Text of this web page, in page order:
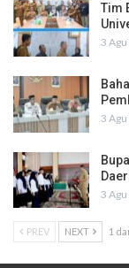
Tim
3
3
3
PREV NEXT 1